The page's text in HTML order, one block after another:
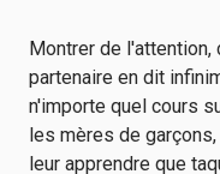
Montrer de l'attention,
partenaire en dit
n'importe quel cours
les mères de
leur apprendre que